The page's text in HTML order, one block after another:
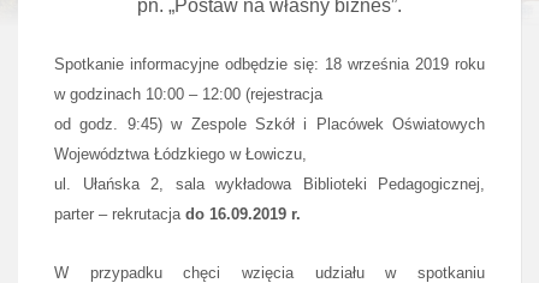
pn. „Postaw na własny biznes”.
Spotkanie informacyjne odbędzie się: 18 września 2019 roku
w godzinach 10:00 – 12:00 (rejestracja
od godz. 9:45) w Zespole Szkół i Placówek Oświatowych
Województwa Łódzkiego w Łowiczu,
ul. Ułańska 2, sala wykładowa Biblioteki Pedagogicznej,
parter – rekrutacja do 16.09.2019 r.
W przypadku chęci wzięcia udziału w spotkaniu